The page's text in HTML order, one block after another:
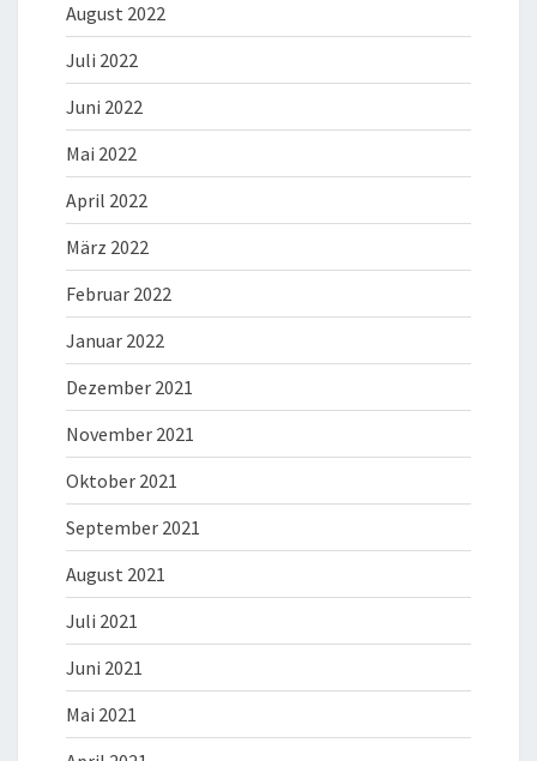
August 2022
Juli 2022
Juni 2022
Mai 2022
April 2022
März 2022
Februar 2022
Januar 2022
Dezember 2021
November 2021
Oktober 2021
September 2021
August 2021
Juli 2021
Juni 2021
Mai 2021